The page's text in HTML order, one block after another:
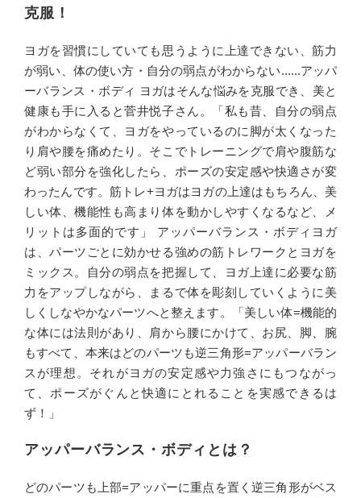
克服！
ヨガを習慣にしていても思うように上達できない、筋力
が弱い、体の使い方・自分の弱点がわからない......アッパ
ーバランス・ボディ ヨガはそんな悩みを克服でき、美と
健康も手に入ると菅井悦子さん。「私も昔、自分の弱点
がわからなくて、ヨガをやっているのに脚が太くなった
り肩や腰を痛めたり。そこでトレーニングで肩や腹筋な
ど弱い部分を強化したら、ポーズの安定感や快適さが変
わったんです。筋トレ+ヨガはヨガの上達はもちろん、美
しい体、機能性も高まり体を動かしやすくなるなど、メ
リットは多面的です」 アッパーバランス・ボディヨガ
は、パーツごとに効かせる強めの筋トレワークとヨガを
ミックス。自分の弱点を把握して、ヨガ上達に必要な筋
力をアップしながら、まるで体を彫刻していくように美
しくしなやかなパーツへと整えます。「美しい体=機能的
な体には法則があり、肩から腰にかけて、お尻、脚、腕
もすべて、本来はどのパーツも逆三角形=アッパーバラン
スが理想。それがヨガの安定感や力強さにもつながっ
て、ポーズがぐんと快適にとれることを実感できるは
ず！」
アッパーバランス・ボディとは？
どのパーツも上部=アッパーに重点を置く逆三角形がベス